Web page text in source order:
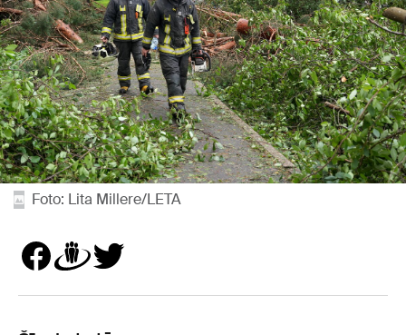
Foto: Lita Millere/LETA